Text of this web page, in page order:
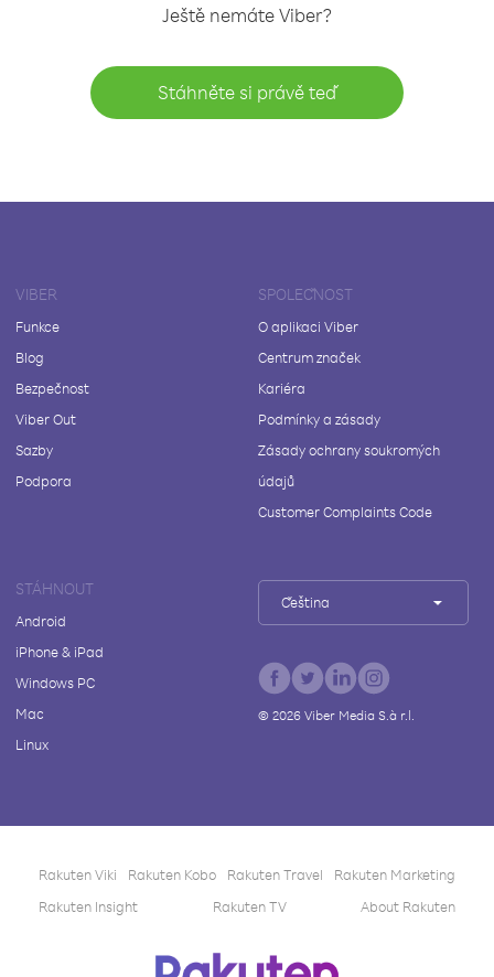
Ještě nemáte Viber?
Stáhněte si právě teď
VIBER
Funkce
Blog
Bezpečnost
Viber Out
Sazby
Podpora
SPOLEČNOST
O aplikaci Viber
Centrum značek
Kariéra
Podmínky a zásady
Zásady ochrany soukromých
údajů
Customer Complaints Code
STÁHNOUT
Android
iPhone & iPad
Windows PC
Mac
Linux
Čeština
© 2026Viber Media S.à r.l.
Rakuten Viki Rakuten Kobo Rakuten Travel
Rakuten Marketing
Rakuten Insight
Rakuten TV About Rakuten